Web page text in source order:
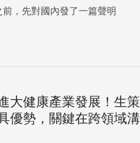
前，先對國內發了一篇聲明
大健康產業發展！生策
優勢，關鍵在跨領域溝